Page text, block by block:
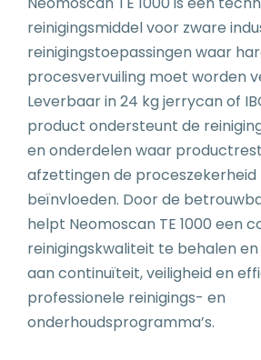
reinigingsmiddel voor zware
reinigingstoepassingen waar
procesvervuiling moet worden
Leverbaar in 24 kg jerrycan of
product ondersteunt de
en onderdelen waar
afzettingen de proceszekerheid
beïnvloeden. Door de
helpt Neomoscan TE 1000 een
reinigingskwaliteit te behalen
aan continuïteit, veiligheid en
professionele reinigings- en
onderhoudsprogramma’s.